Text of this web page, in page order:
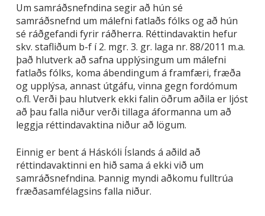
Um samráðsnefndina segir að hún sé
samráðsnefnd um málefni fatlaðs fólks og að hún
sé ráðgefandi fyrir ráðherra. Réttindavaktin hefur
skv. stafliðum b-f í 2. mgr. 3. gr. laga nr. 88/2011 m.a.
það hlutverk að safna upplýsingum um málefni
fatlaðs fólks, koma ábendingum á framfæri, fræða
og upplýsa, annast útgáfu, vinna gegn fordómum
o.fl. Verði þau hlutverk ekki falin öðrum aðila er ljóst
að þau falla niður verði tillaga áformanna um að
leggja réttindavaktina niður að lögum.
Einnig er bent á Háskóli Íslands á aðild að
réttindavaktinni en hið sama á ekki við um
samráðsnefndina. Þannig myndi aðkomu fulltrúa
fræðasamfélagsins falla niður.